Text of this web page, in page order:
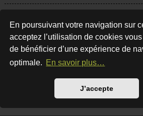
En poursuivant votre navigation sur
acceptez l’utilisation de cookies
de bénéficier d’une expérience de
optimale. En savoir plus…
J’accepte
Comment puis-je retrouver mes
sujets ?
Vos propres messages peuvent être affichés
« Afficher vos messages » dans le panneau
soit en cliquant sur le lien « Rechercher les
sur la page de votre propre profil ou soit en
« Raccourcis » situé sur la partie supérieure
recherche de vos propres sujets, utilisez la
remplissez convenablement les options qui